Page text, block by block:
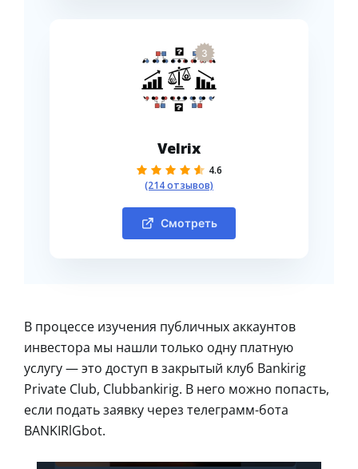
3
Velrix
4.6
(214 отзывов)
Смотреть
В процессе изучения публичных аккаунтов
инвестора мы нашли только одну платную
услугу — это доступ в закрытый клуб Bankirig
Private Club, Clubbankirig. В него можно попасть,
если подать заявку через телеграмм-бота
BANKIRlGbot.